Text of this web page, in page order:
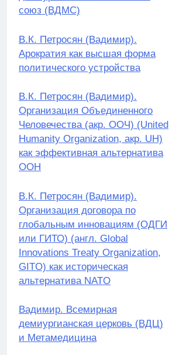
союз (ВДМС)
В.К. Петросян (Вадимир).
Арократия как высшая форма
политического устройства
В.К. Петросян (Вадимир).
Организация Объединенного
Человечества (акр. ООЧ) (United
Humanity Organization, акр. UH)
как эффективная альтернатива
ООН
В.К. Петросян (Вадимир).
Организация договора по
глобальным инновациям (ОДГИ
или ГИТО) (англ. Global
Innovations Treaty Organization,
GITO) как историческая
альтернатива NATO
Вадимир. Всемирная
демиургианская церковь (ВДЦ)
и Метамедицина